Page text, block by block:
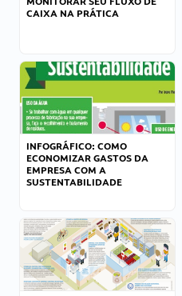
CAIXA NA PRÁTICA
INFOGRÁFICO: COMO
ECONOMIZAR GASTOS DA
EMPRESA COM A
SUSTENTABILIDADE